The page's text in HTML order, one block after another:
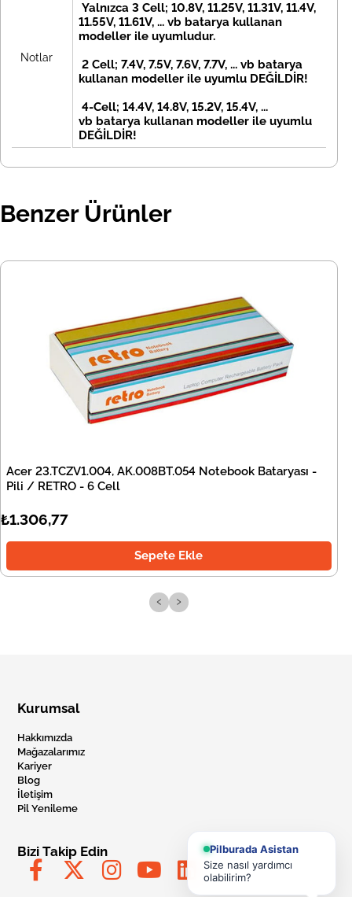
Notlar
Yalnızca 3 Cell; 10.8V, 11.25V, 11.31V, 11.4V,
11.55V, 11.61V, ... vb batarya kullanan
modeller ile uyumludur.
2 Cell; 7.4V, 7.5V, 7.6V, 7.7V, ... vb batarya
kullanan modeller ile uyumlu DEĞİLDİR!
4-Cell; 14.4V, 14.8V, 15.2V, 15.4V, ...
vb batarya kullanan modeller ile uyumlu
DEĞİLDİR!
Benzer Ürünler
Acer 23.TCZV1.004, AK.008BT.054 Notebook Bataryası -
Pili / RETRO - 6 Cell
₺1.306,77
Sepete Ekle
‹ ›
Kurumsal
Hakkımızda
Mağazalarımız
Kariyer
Blog
İletişim
Pil Yenileme
Bizi Takip Edin
Pilburada Asistan
Size nasıl yardımcı
olabilirim?